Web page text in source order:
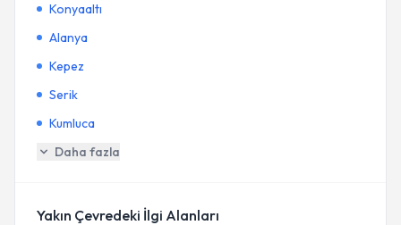
Konyaaltı
Alanya
Kepez
Serik
Kumluca
Daha fazla
Yakın Çevredeki İlgi Alanları